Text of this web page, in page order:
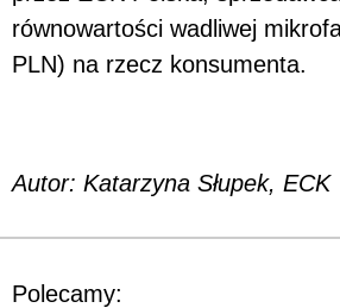
równowartości wadliwej
PLN) na rzecz konsumenta.
Autor: Katarzyna Słupek, ECK
Polecamy: